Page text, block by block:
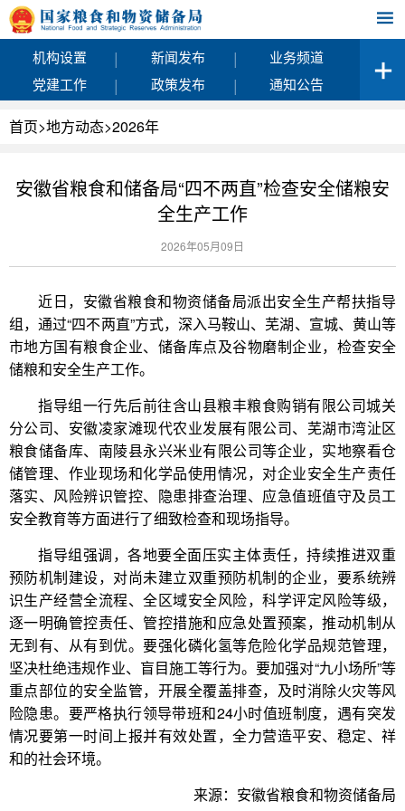
机构设置 | 新闻发布 |
业务频道
党建工作
| 政策发布 | 通知公告
首页>地方动态>2026年
安徽省粮食和储备局“四不两直”检查安全储粮安
全生产工作
2026年05月09日
近日，安徽省粮食和物资储备局派出安全生产帮扶指导
组，通过“四不两直”方式，深入马鞍山、芜湖、宣城、黄山等
市地方国有粮食企业、储备库点及谷物磨制企业，检查安全
储粮和安全生产工作。
指导组一行先后前往含山县粮丰粮食购销有限公司城关
分公司、安徽凌家滩现代农业发展有限公司、芜湖市湾沚区
粮食储备库、南陵县永兴米业有限公司等企业，实地察看仓
储管理、作业现场和化学品使用情况，对企业安全生产责任
落实、风险辨识管控、隐患排查治理、应急值班值守及员工
安全教育等方面进行了细致检查和现场指导。
指导组强调，各地要全面压实主体责任，持续推进双重
预防机制建设，对尚未建立双重预防机制的企业，要系统辨
识生产经营全流程、全区域安全风险，科学评定风险等级，
逐一明确管控责任、管控措施和应急处置预案，推动机制从
无到有、从有到优。要强化磷化氢等危险化学品规范管理，
坚决杜绝违规作业、盲目施工等行为。要加强对“九小场所”等
重点部位的安全监管，开展全覆盖排查，及时消除火灾等风
险隐患。要严格执行领导带班和24小时值班制度，遇有突发
情况要第一时间上报并有效处置，全力营造平安、稳定、祥
和的社会环境。
来源：安徽省粮食和物资储备局